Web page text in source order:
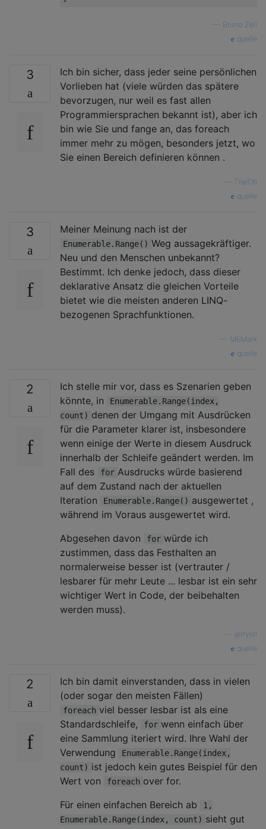
Bruno Zell
quelle
3
Ich bin sicher, dass jeder seine persönlichen
Vorlieben hat (viele würden das spätere
bevorzugen, nur weil es fast allen
Programmiersprachen bekannt ist), aber ich
bin wie Sie und fange an, das foreach
immer mehr zu mögen, besonders jetzt, wo
Sie einen Bereich definieren können .
TheTXI
quelle
3 Meiner Meinung nach ist der
Enumerable.Range() Weg aussagekräftiger.
Neu und den Menschen unbekannt?
Bestimmt. Ich denke jedoch, dass dieser
deklarative Ansatz die gleichen Vorteile
bietet wie die meisten anderen LINQ-
bezogenen Sprachfunktionen.
MEMark
quelle
2
Ich stelle mir vor, dass es Szenarien geben
könnte, in
Enumerable.Range(index,
count) denen der Umgang mit Ausdrücken
für die Parameter klarer ist, insbesondere
wenn einige der Werte in diesem Ausdruck
innerhalb der Schleife geändert werden. Im
Fall des
for Ausdrucks würde basierend
auf dem Zustand nach der aktuellen
Iteration
Enumerable.Range() ausgewertet ,
während im Voraus ausgewertet wird.
Abgesehen davon
for würde ich
zustimmen, dass das Festhalten an
normalerweise besser ist (vertrauter /
lesbarer für mehr Leute ... lesbar ist ein sehr
wichtiger Wert in Code, der beibehalten
werden muss).
jerryjvl
quelle
2
Ich bin damit einverstanden, dass in vielen
(oder sogar den meisten Fällen)
foreach viel besser lesbar ist als eine
Standardschleife,
for wenn einfach über
eine Sammlung iteriert wird. Ihre Wahl der
Verwendung
Enumerable.Range(index,
count) ist jedoch kein gutes Beispiel für den
Wert von
foreach over for.
Für einen einfachen Bereich ab
1,
Enumerable.Range(index, count) sieht gut